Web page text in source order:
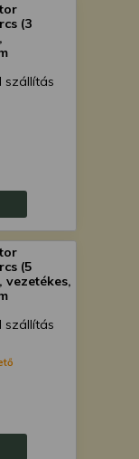
(3
szállítás
(5
vezetékes,
szállítás